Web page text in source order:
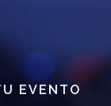
EVENTO